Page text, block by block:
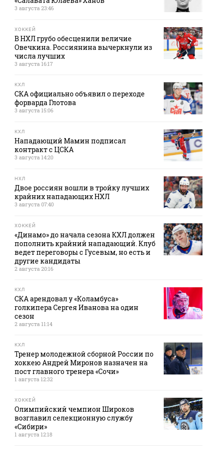
3 августа 23:46
ХОККЕЙ
В НХЛ грубо обесценили величие
Овечкина. Россиянина вычеркнули из
числа лучших
3 августа 16:17
КХЛ
СКА официально объявил о переходе
форварда Глотова
3 августа 15:06
КХЛ
Нападающий Мамин подписал
контракт с ЦСКА
3 августа 14:20
НХЛ
Двое россиян вошли в тройку лучших
крайних нападающих НХЛ
3 августа 07:40
ХОККЕЙ
«Динамо» до начала сезона КХЛ должен
пополнить крайний нападающий. Клуб
ведет переговоры с Гусевым, но есть и
другие кандидаты
2 августа 20:16
КХЛ
СКА арендовал у «Коламбуса»
голкипера Сергея Иванова на один
сезон
2 августа 11:14
КХЛ
Тренер молодежной сборной России по
хоккею Андрей Миронов назначен на
пост главного тренера «Сочи»
1 августа 12:32
ХОККЕЙ
Олимпийский чемпион Широков
возглавил селекционную службу
«Сибири»
1 августа 12:18